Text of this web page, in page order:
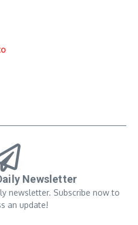
Newsletter
newsletter. Subscribe now to
an update!